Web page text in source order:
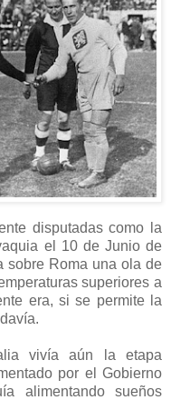
disputadas como la
el 10 de Junio de
sobre Roma una ola de
superiores a
era, si se permite la
vivía aún la etapa
por el Gobierno
alimentando sueños